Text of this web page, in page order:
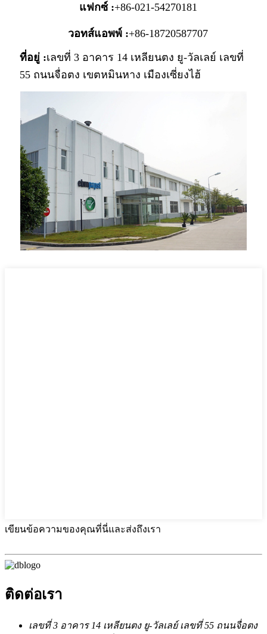
แฟกซ์ :+86-021-54270181
วอทส์แอพพ์ :+86-18720587707
ที่อยู่ :เลขที่ 3 อาคาร 14 เหลียนตง ยู-วัลเลย์ เลขที่
55 ถนนจื่อตง เขตหมินหาง เมืองเซี่ยงไฮ้
เขียนข้อความของคุณที่นี่และส่งถึงเรา
ติดต่อเรา
เลขที่ 3 อาคาร 14 เหลียนตง ยู-วัลเลย์ เลขที่ 55 ถนนจื่อตง